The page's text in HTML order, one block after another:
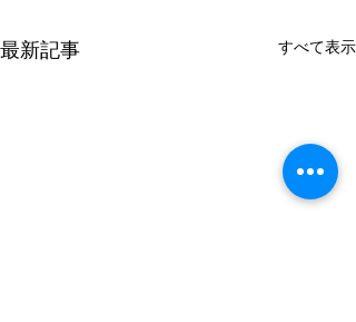
最新記事 すべて表示